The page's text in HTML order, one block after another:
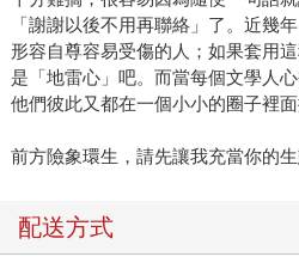
「謝謝以後不用再聯絡」了。近幾
形容自尊容易受傷的人；如果套用
是「地雷心」吧。而當每個文學人
他們彼此又都在一個小小的圈子裡
前方險象環生，請先讓我充當你的生
配送方式